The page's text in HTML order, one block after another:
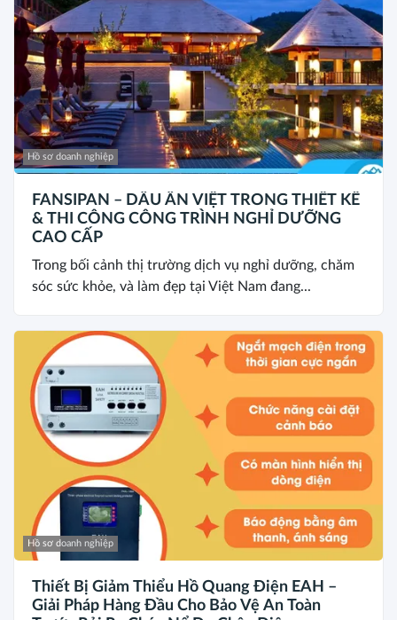
Hồ sơ doanh nghiệp
FANSIPAN – DẤU ẤN VIỆT TRONG THIẾT KẾ
& THI CÔNG CÔNG TRÌNH NGHỈ DƯỠNG
CAO CẤP
Trong bối cảnh thị trường dịch vụ nghỉ dưỡng, chăm
sóc sức khỏe, và làm đẹp tại Việt Nam đang...
Hồ sơ doanh nghiệp
Thiết Bị Giảm Thiểu Hồ Quang Điện EAH –
Giải Pháp Hàng Đầu Cho Bảo Vệ An Toàn